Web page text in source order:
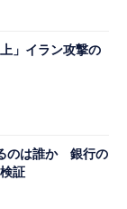
」イラン攻撃の
のは誰か 銀行の
証